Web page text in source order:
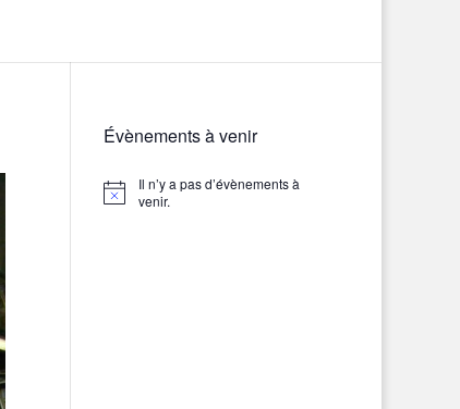
Évènements à venir
Notice
Il n’y a pas d’évènements à
venir.